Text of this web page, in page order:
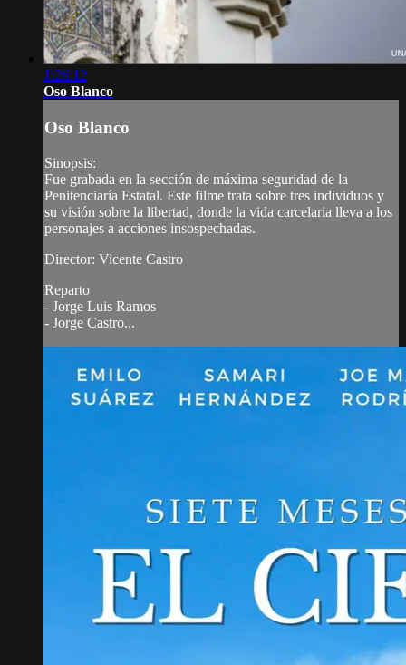
1:26:12
Oso Blanco
Oso Blanco
Sinopsis:
Fue grabada en la sección de máxima seguridad de la
Penitenciaría Estatal. Este filme trata sobre tres individuos y
su visión sobre la libertad, donde la vida carcelaria lleva a los
personajes a acciones insospechadas.
Director: Vicente Castro
Reparto
- Jorge Luis Ramos
- Jorge Castro...